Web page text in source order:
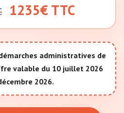
1235€ TTC
administratives de
valable du 10 juillet 2026
2026.